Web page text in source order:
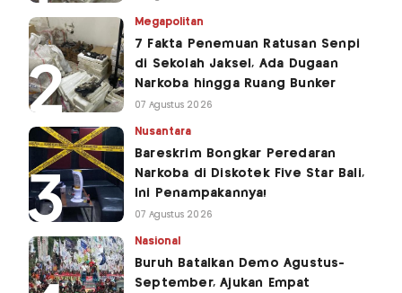
Megapolitan
7 Fakta Penemuan Ratusan Senpi
di Sekolah Jaksel, Ada Dugaan
Narkoba hingga Ruang Bunker
07 Agustus 2026
Nusantara
Bareskrim Bongkar Peredaran
Narkoba di Diskotek Five Star Bali,
Ini Penampakannya!
07 Agustus 2026
Nasional
Buruh Batalkan Demo Agustus-
September, Ajukan Empat